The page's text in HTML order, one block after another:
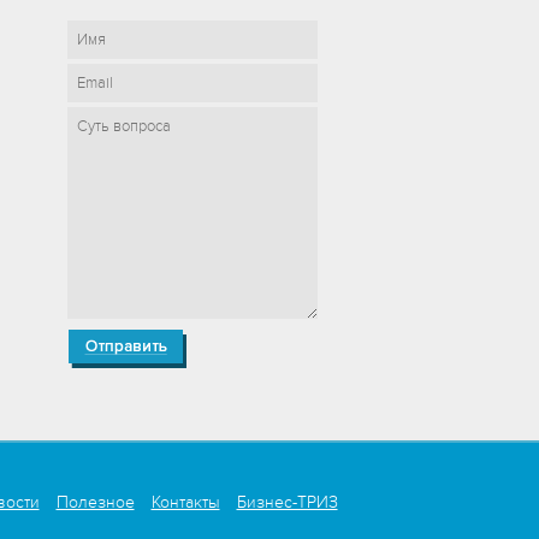
Полезное Контакты Бизнес-ТРИЗ